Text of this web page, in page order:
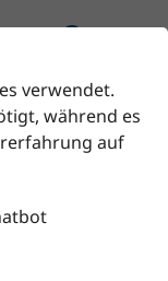
verwendet.
während es
auf
LFG 85